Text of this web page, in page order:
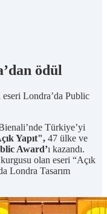
ödül
eseri Londra’da Public
Türkiye’yi
Yapıt", 47 ülke ve
Award’ı kazandı.
olan eseri “Açık
Londra Tasarım